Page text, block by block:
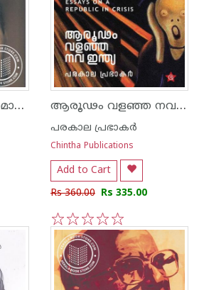
ജീവിതം ആനന്ദകരമാക്കാന്‍ ആരൂഢം വളഞ്ഞ നവ ഇന്ത്യ
പരകാല പ്രഭാകര്‍
Chintha Publications
Add to Cart
Rs 360.00 Rs 335.00
5
4
3
2
1